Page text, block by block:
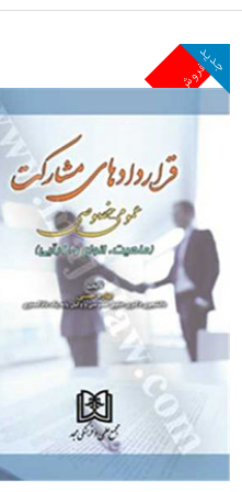
پرفروش
جدید